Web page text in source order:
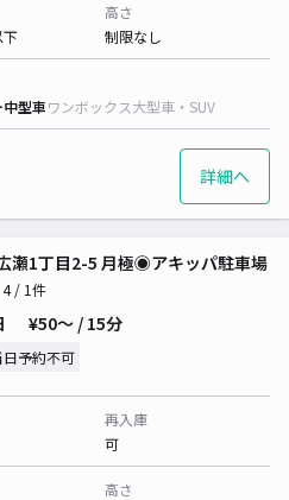
高さ
制限なし
中型車ワンボックス大型車・SUV
詳細へ
瀬1丁目2-5 月極◉アキッパ駐車場
4/ 1件
¥50〜 / 15分
日予約不可
再入庫
可
高さ